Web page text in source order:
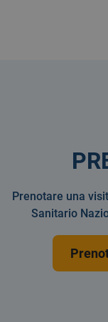
Prenotare una
Sanitario